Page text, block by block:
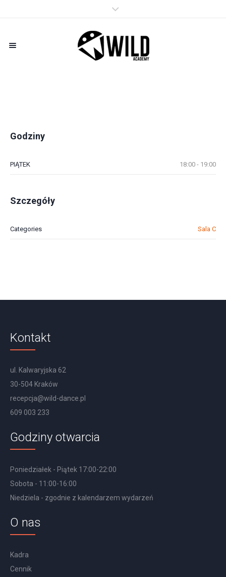
Godziny
PIĄTEK 18:00 - 19:00
Szczegóły
Categories Sala C
Kontakt
ul. Kalwaryjska 62
30-504 Kraków
recepcja@wild-dance.pl
609 003 233
Godziny otwarcia
Poniedziałek - Piątek 17:00-22:00
Sobota - 11:00-16:00
Niedziela - zgodnie z kalendarzem wydarzeń
O nas
Kadra
Cennik